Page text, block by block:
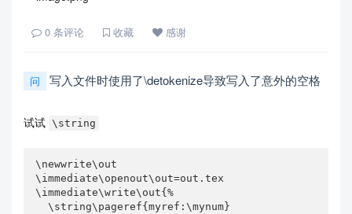
0 条评论 收藏 感谢
问 写入文件时使用了\detokenize导致写入了意外的空格
试试 \string
\newwrite\out
\immediate\openout\out=out.tex
\immediate\write\out{%
  \string\pageref{myref:\mynum}